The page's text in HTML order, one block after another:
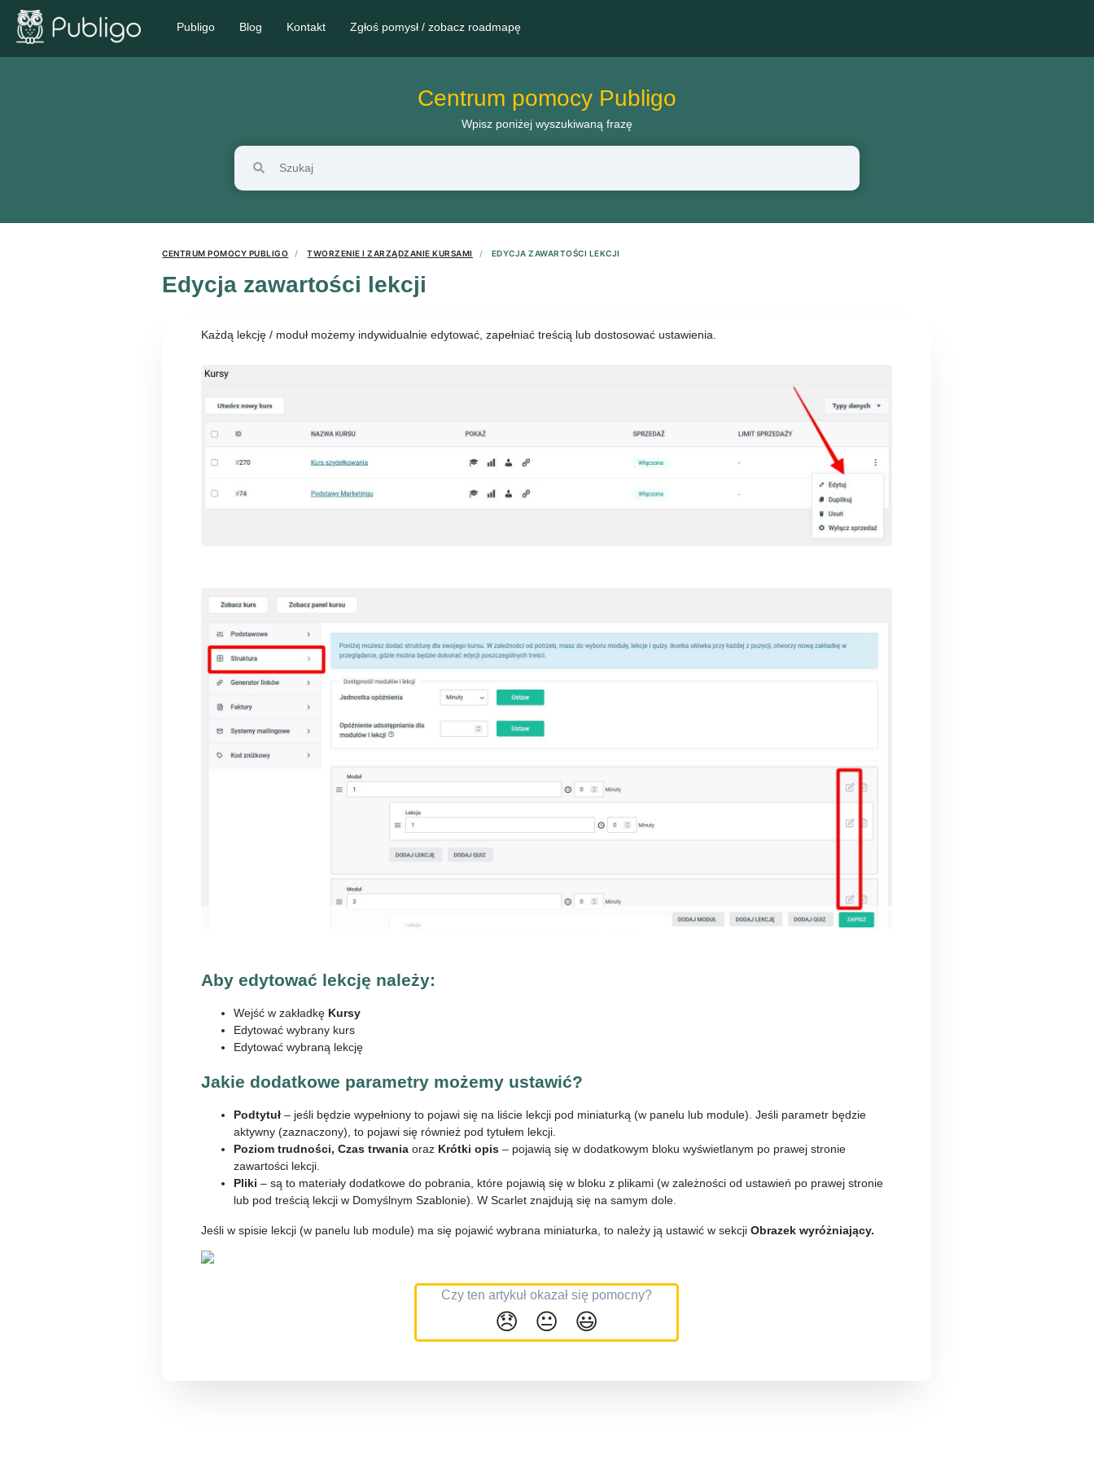
Publigo Blog Kontakt Zgłoś pomysł / zobacz roadmapę
Centrum pomocy Publigo
Wpisz poniżej wyszukiwaną frazę
CENTRUM POMOCY PUBLIGO TWORZENIE I ZARZĄDZANIE KURSAMI EDYCJA ZAWARTOŚCI LEKCJI
Edycja zawartości lekcji
Każdą lekcję / moduł możemy indywidualnie edytować, zapełniać treścią lub dostosować ustawienia.
Aby edytować lekcję należy:
Wejść w zakładkę Kursy
Edytować wybrany kurs
Edytować wybraną lekcję
Jakie dodatkowe parametry możemy ustawić?
Podtytuł– jeśli będzie wypełniony to pojawi się na liście lekcji pod miniaturką (w panelu lub module). Jeśli parametr będzie
aktywny (zaznaczony), to pojawi się również pod tytułem lekcji.
Poziom trudności,Czas trwania oraz Krótki opis– pojawią się w dodatkowym bloku wyświetlanym po prawej stronie
zawartości lekcji.
Pliki– są to materiały dodatkowe do pobrania, które pojawią się w bloku z plikami (w zależności od ustawień po prawej stronie
lub pod treścią lekcji w Domyślnym Szablonie). W Scarlet znajdują się na samym dole.
Jeśli w spisie lekcji (w panelu lub module) ma się pojawić wybrana miniaturka, to należy ją ustawić w sekcjiObrazek wyróżniający.
Czy ten artykuł okazał się pomocny?
😞 😐 😃